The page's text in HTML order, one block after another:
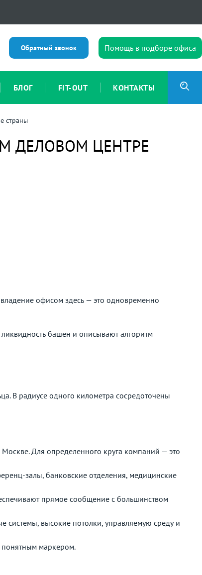
Обратный звонок Помощь в подборе офиса
БЛОГ FIT-OUT КОНТАКТЫ
страны
ДЕЛОВОМ ЦЕНТРЕ
офисом здесь — это одновременно
башен и описывают алгоритм
В радиусе одного километра сосредоточены
Для определенного круга компаний — это
залы, банковские отделения, медицинские
прямое сообщение с большинством
системы, высокие потолки, управляемую среду и
маркером.